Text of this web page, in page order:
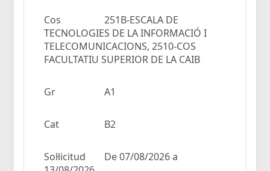
Cos
251B-ESCALA DE
TECNOLOGIES DE LA INFORMACIÓ I
TELECOMUNICACIONS, 2510-COS
FACULTATIU SUPERIOR DE LA CAIB
Gr A1
Cat B2
Sol·licitud
De 07/08/2026 a